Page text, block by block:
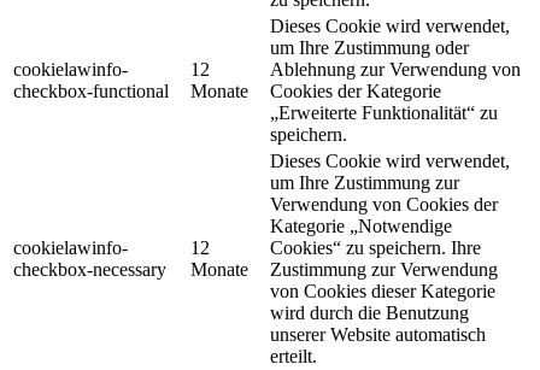
cookielawinfo-
checkbox-functional
12
Monate
Dieses Cookie wird verwendet,
um Ihre Zustimmung oder
Ablehnung zur Verwendung von
Cookies der Kategorie
„Erweiterte Funktionalität“ zu
speichern.
cookielawinfo-
checkbox-necessary
12
Monate
Dieses Cookie wird verwendet,
um Ihre Zustimmung zur
Verwendung von Cookies der
Kategorie „Notwendige
Cookies“ zu speichern. Ihre
Zustimmung zur Verwendung
von Cookies dieser Kategorie
wird durch die Benutzung
unserer Website automatisch
erteilt.